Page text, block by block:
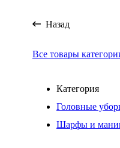
Назад
Все товары
Категория
Головные
Шарфы и